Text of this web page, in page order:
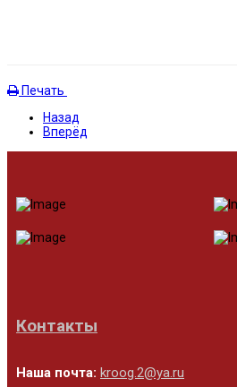
Печать
Назад
Вперёд
Контакты
Наша почта: kroog.2@ya.ru